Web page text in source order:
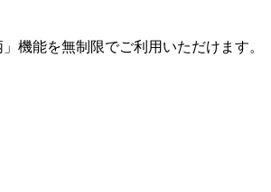
機能を無制限でご利用いただけます。